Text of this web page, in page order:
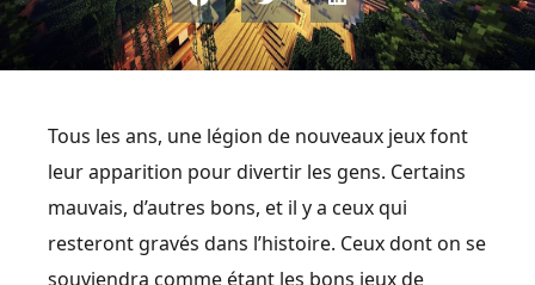
Tous les ans, une légion de nouveaux jeux font
leur apparition pour divertir les gens. Certains
mauvais, d’autres bons, et il y a ceux qui
resteront gravés dans l’histoire. Ceux dont on se
souviendra comme étant les bons jeux de